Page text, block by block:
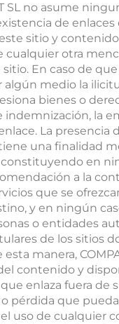
SL no asume
de enlaces
sitio y
cualquier otra
En caso de que
algún medio la
bienes o
indemnización, la
La presencia
una finalidad
en
a la
que se
y en ningún
o entidades
de los sitios
manera,
contenido y
enlaza fuera de
pérdida que
uso de cualquier